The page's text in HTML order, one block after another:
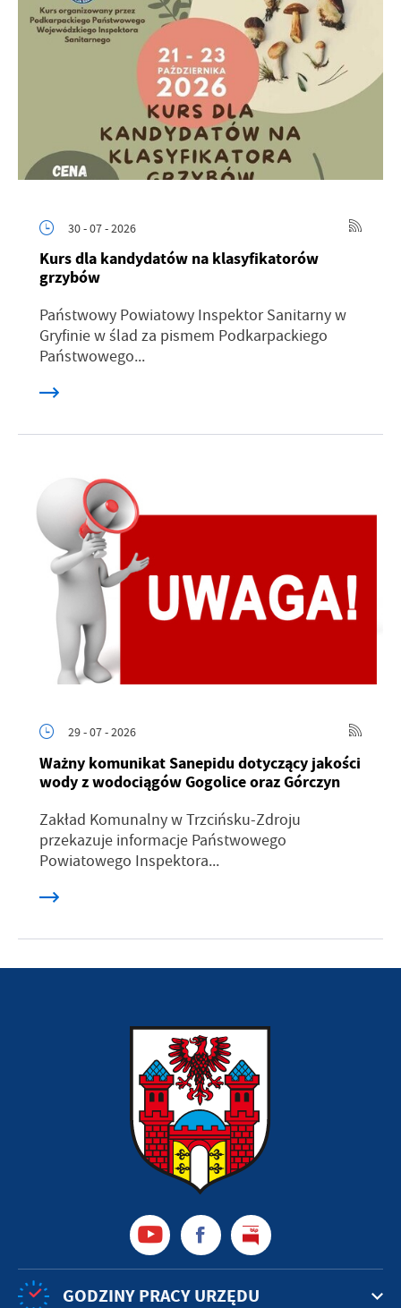
30 - 07 - 2026
Kurs dla kandydatów na klasyfikatorów
grzybów
Państwowy Powiatowy Inspektor Sanitarny w
Gryfinie w ślad za pismem Podkarpackiego
Państwowego...
29 - 07 - 2026
Ważny komunikat Sanepidu dotyczący jakości
wody z wodociągów Gogolice oraz Górczyn
Zakład Komunalny w Trzcińsku-Zdroju
przekazuje informacje Państwowego
Powiatowego Inspektora...
GODZINY PRACY URZĘDU